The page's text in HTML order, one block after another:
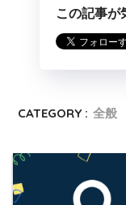
この記事が
CATEGORY : 全般